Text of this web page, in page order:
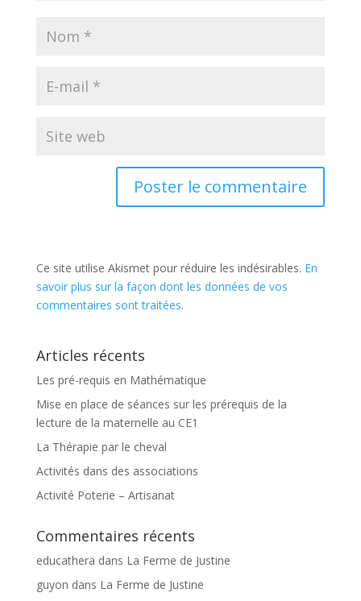
Ce site utilise Akismet pour réduire les indésirables. En
savoir plus sur la façon dont les données de vos
commentaires sont traitées.
Articles récents
Les pré-requis en Mathématique
Mise en place de séances sur les prérequis de la
lecture de la maternelle au CE1
La Thérapie par le cheval
Activités dans des associations
Activité Poterie – Artisanat
Commentaires récents
educathera dans La Ferme de Justine
guyon dans La Ferme de Justine